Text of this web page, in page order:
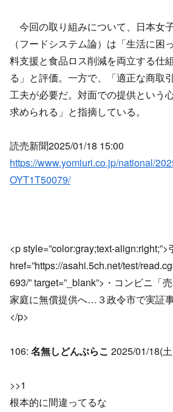
今回の取り組みについて、日本女
（フードシステム論）は「生活に困
料支援と食品ロス削減を両立する仕
る」と評価。一方で、「適正な商取
工夫が必要だ。対面での提供という
求められる」と指摘している。
読売新聞2025/01/18 15:00
https://www.yomiuri.co.jp/national/
OYT1T50079/
<p style=”color:gray;text-align:right;”>
href=”https://asahi.5ch.net/test/
693/” target=”_blank”>・コンビニ「
家庭に無償提供へ…３政令市で実証
</p>
106: 名無しどんぶらこ 2025/01/18(
>>1
根本的に間違ってるな